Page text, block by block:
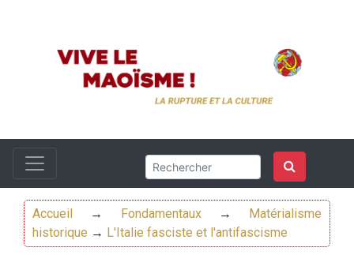
Accueil → Fondamentaux→
Matérialisme
historique → L'Italie fasciste et l'antifascisme